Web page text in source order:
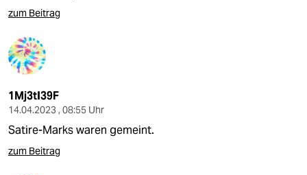
zum Beitrag
1Mj3tI39F
14.04.2023 , 08:55 Uhr
Satire-Marks waren gemeint.
zum Beitrag